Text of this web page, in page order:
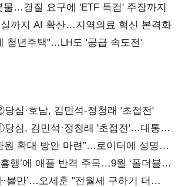
물…경질 요구에 'ETF 특검' 주장까지
까지 AI 확산…지역의료 혁신 본격화
청년주택"…LH도 '공급 속도전'
심·호남, 김민석-정청래 '초접전'
심, 김민석·정청래 '초접전'…대통령
로'(종합)
원 확대 방안 마련”…로이터에 성명
행’에 애플 반격 주목…9월 ‘폴더블
·불만’…오세훈 "전월세 구하기 더